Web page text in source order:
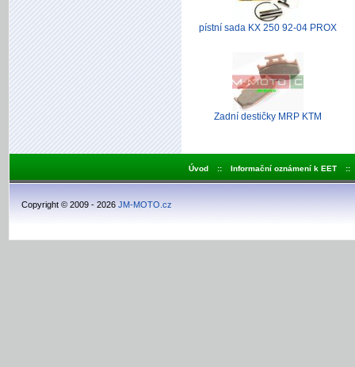
pístní sada KX 250 92-04 PROX
Zadní destičky MRP KTM
Úvod :: Informační oznámení k EET ::
Copyright © 2009 - 2026 JM-MOTO.cz